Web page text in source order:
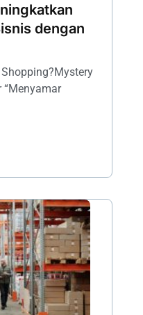
dengan
“Menyamar